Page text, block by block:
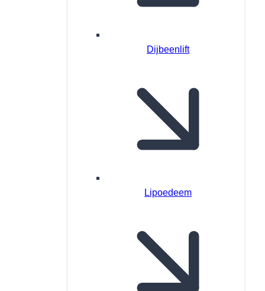
Dijbeenlift
Lipoedeem